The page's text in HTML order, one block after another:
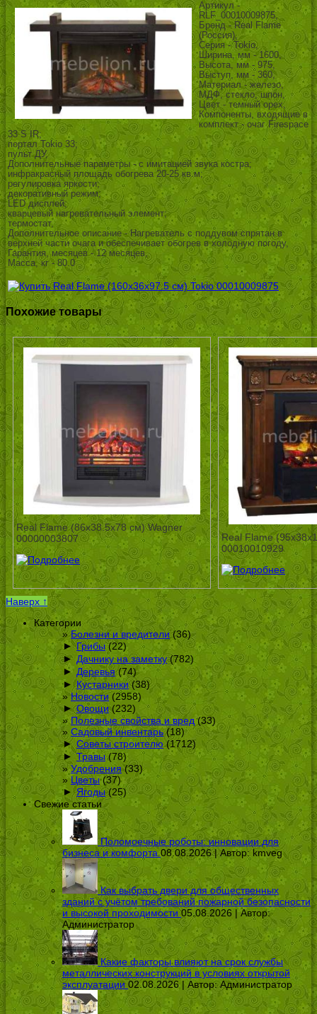
Артикул -
RLF_00010009875,
Бренд - Real Flame
(Россия),
Серия - Tokio,
Ширина, мм - 1600,
Высота, мм - 975,
Выступ, мм - 360,
Материал - железо,
МДФ, стекло, шпон,
Цвет - темный орех,
Компоненты, входящие в
комплект - очаг Firespace
33 S IR;
портал Tokio 33;
пульт ДУ,
Дополнительные параметры - с имитацией звука костра;
инфракрасный площадь обогрева 20-25 кв.м;
регулировка яркости;
декоративный режим;
LED дисплей;
кварцевый нагревательный элемент;
термостат,
Дополнительное описание - Нагреватель с поддувом спрятан в
верхней части очага и обеспечивает обогрев в холодную погоду,
Гарантия, месяцев - 12 месяцев,
Масса, кг - 80.0
Похожие товары
Real Flame (86х38.5х78 см) Wagner
00000003807
Real Flame
00010010929
Наверх ↑
Категории
Болезни и вредители(36)
► Грибы(22)
► Дачнику на заметку(782)
► Деревья(74)
► Кустарники(38)
Новости(2958)
► Овощи(232)
Полезные свойства и вред(33)
Садовый инвентарь(18)
► Советы строителю(1712)
► Травы(78)
Удобрения(33)
Цветы(37)
► Ягоды(25)
Свежие статьи
Поломоечные роботы: инновации для
бизнеса и комфорта 08.08.2026 | Автор: kmveg
Как выбрать двери для общественных
зданий с учётом требований пожарной безопасности
и высокой проходимости 05.08.2026 | Автор:
Администратор
Какие факторы влияют на срок службы
металлических конструкций в условиях открытой
эксплуатации 02.08.2026 | Автор:Администратор